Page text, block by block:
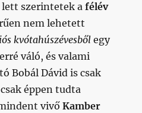
lett szerintetek afélév
nem lehetett
kvótahúszévesbőlegy
váló, és valami
Bobál Dávid is csak
éppen tudta
vivőKamber